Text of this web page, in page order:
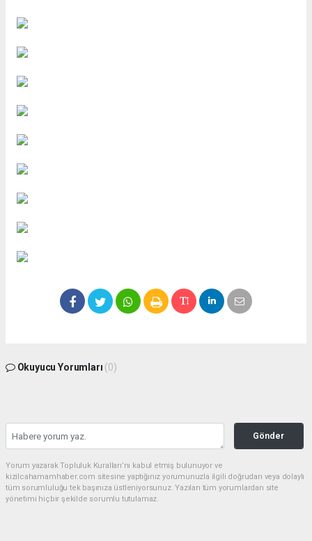
Okuyucu Yorumları (0)
Gönder
Yorum yazarak Topluluk Kuralları’nı kabul etmiş bulunuyor ve
kizilcahamamhaber.com sitesine yaptığınız yorumunuzla ilgili doğrudan veya dolaylı
tüm sorumluluğu tek başınıza üstleniyorsunuz. Yazılan tüm yorumlardan site
yönetimi hiçbir şekilde sorumlu tutulamaz.